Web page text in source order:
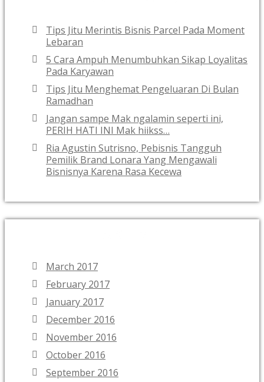
Tips Jitu Merintis Bisnis Parcel Pada Moment
Lebaran
5 Cara Ampuh Menumbuhkan Sikap Loyalitas
Pada Karyawan
Tips Jitu Menghemat Pengeluaran Di Bulan
Ramadhan
Jangan sampe Mak ngalamin seperti ini,
PERIH HATI INI Mak hiikss…
Ria Agustin Sutrisno, Pebisnis Tangguh
Pemilik Brand Lonara Yang Mengawali
Bisnisnya Karena Rasa Kecewa
March 2017
February 2017
January 2017
December 2016
November 2016
October 2016
September 2016